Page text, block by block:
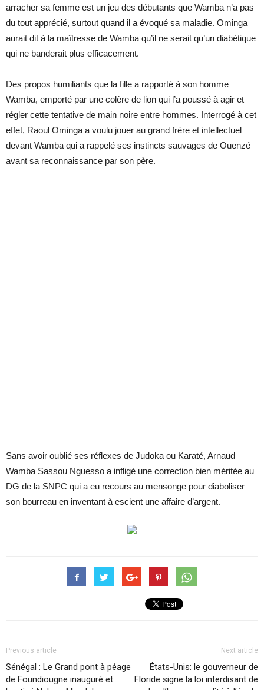
arracher sa femme est un jeu des débutants que Wamba n’a pas
du tout apprécié, surtout quand il a évoqué sa maladie. Ominga
aurait dit à la maîtresse de Wamba qu’il ne serait qu’un diabétique
qui ne banderait plus efficacement.
Des propos humiliants que la fille a rapporté à son homme
Wamba, emporté par une colère de lion qui l’a poussé à agir et
régler cette tentative de main noire entre hommes. Interrogé à cet
effet, Raoul Ominga a voulu jouer au grand frère et intellectuel
devant Wamba qui a rappelé ses instincts sauvages de Ouenzé
avant sa reconnaissance par son père.
Sans avoir oublié ses réflexes de Judoka ou Karaté, Arnaud
Wamba Sassou Nguesso a infligé une correction bien méritée au
DG de la SNPC qui a eu recours au mensonge pour diaboliser
son bourreau en inventant à escient une affaire d’argent.
Previous article
Sénégal : Le Grand pont à péage
de Foundiougne inauguré et
Next article
États-Unis: le gouverneur de
Floride signe la loi interdisant de